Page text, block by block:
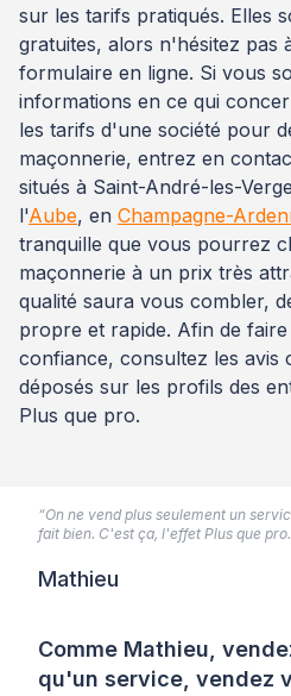
sur les tarifs pratiqués. Elles
gratuites, alors n'hésitez pas
formulaire en ligne. Si vous
informations en ce qui
les tarifs d'une société pour
maçonnerie, entrez en
situés à Saint-André-les-
l'Aube, en Champagne-
tranquille que vous pourrez
maçonnerie à un prix très
qualité saura vous combler,
propre et rapide. Afin de
confiance, consultez les avis
déposés sur les profils des
Plus que pro.
Comme Mathieu,
qu'un service, vendez
“On ne vend plus seulement un
fait bien. C'est ça, l'effet Plus que
Mathieu